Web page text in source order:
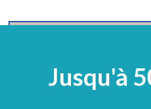
Jusqu'à
EquipementsEQ Médico-Dentaires